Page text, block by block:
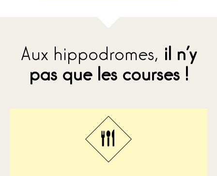
Aux hippodromes, il n’y
pas que les courses !